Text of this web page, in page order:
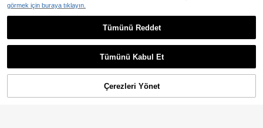
Wandoria
Wandoria Kadın İlkbahar/Yaz Tek B
ambu Düğüm Keten Tatil Plaj Elbise
si, Bohem Batı Büzgülü Büst Katlı K
SEPETE EKLE
görmek için buraya tıklayın.
Tümünü Reddet
Tümünü Kabul Et
Çerezleri Yönet